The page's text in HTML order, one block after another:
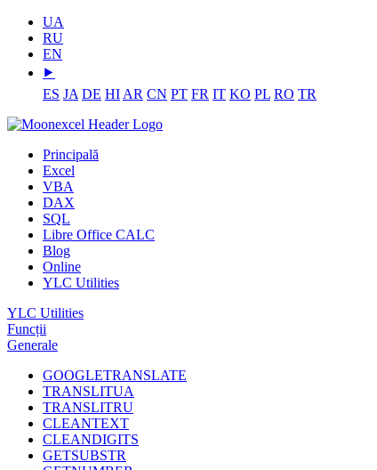
UA
RU
EN
⯈
ES JA DE HI AR CN PT FR IT KO PL RO TR
Principală
Excel
VBA
DAX
SQL
Libre Office CALC
Blog
Online
YLC Utilities
YLC Utilities
Funcții
Generale
GOOGLETRANSLATE
TRANSLITUA
TRANSLITRU
CLEANTEXT
CLEANDIGITS
GETSUBSTR